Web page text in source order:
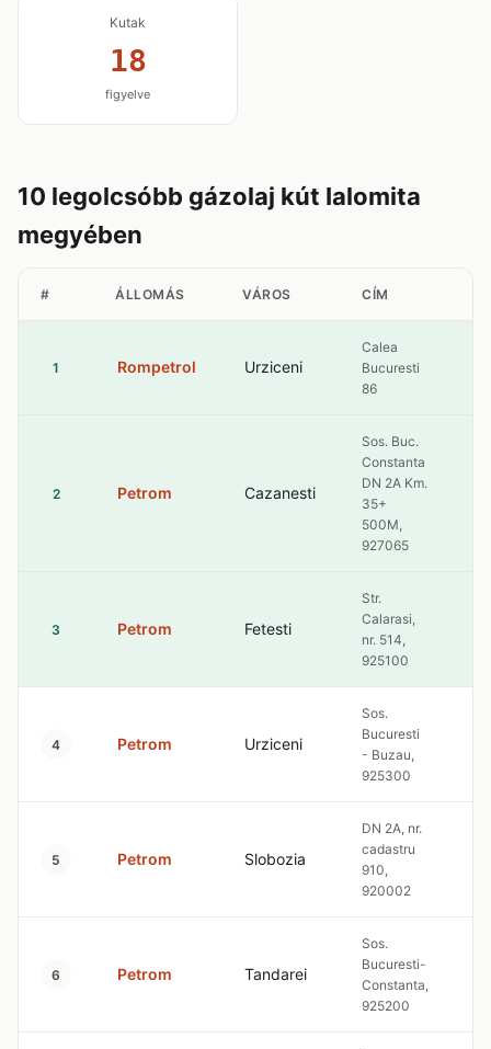
Kutak
18
figyelve
10 legolcsóbb gázolaj kút Ialomita
megyében
# ÁLLOMÁS VÁROS CÍM
1 Rompetrol Urziceni
Calea
Bucuresti
86
2 Petrom Cazanesti
Sos. Buc.
Constanta
DN 2A Km.
35+
500M,
927065
3 Petrom Fetesti
Str.
Calarasi,
nr. 514,
925100
4 Petrom Urziceni
Sos.
Bucuresti
- Buzau,
925300
5 Petrom Slobozia
DN 2A, nr.
cadastru
910,
920002
6 Petrom Tandarei
Sos.
Bucuresti-
Constanta,
925200